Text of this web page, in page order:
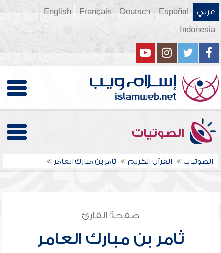
عربي Español
Deutsch
Français
English
Indonesia
الصوتيات
الصوتيات القرآن الكريم ثامر بن مبارك العامر
صفحة القارئ
ثامر بن مبارك العامر